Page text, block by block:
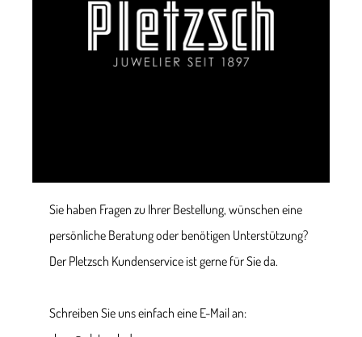
Sie haben Fragen zu Ihrer Bestellung, wünschen eine
persönliche Beratung oder benötigen Unterstützung?
Der Pletzsch Kundenservice ist gerne für Sie da.
Schreiben Sie uns einfach eine E-Mail an: